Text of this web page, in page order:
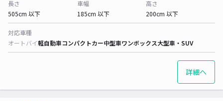
長さ
505cm 以下
車幅
185cm 以下
高さ
200cm 以下
対応車種
オートバイ軽自動車コンパクトカー中型車ワンボックス大型車・SUV
詳細へ